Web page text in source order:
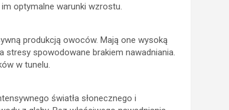
optymalne warunki wzrostu.
produkcją owoców. Mają one wysoką
spowodowane brakiem nawadniania.
w tunelu.
światła słonecznego i